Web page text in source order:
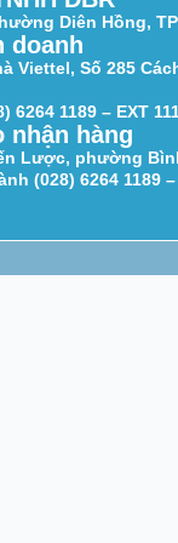
Diên Hồng,
doanh
Viettel, Số 285
6264 1189 – EXT
nhận hàng
Lược, phường
(028) 6264 1189 –